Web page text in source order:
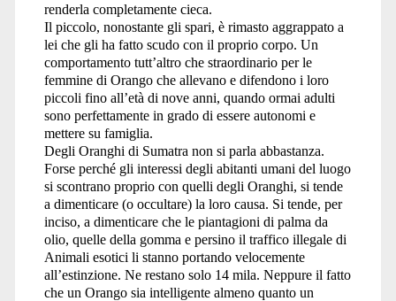
renderla completamente cieca.
Il piccolo, nonostante gli spari, è rimasto aggrappato a
lei che gli ha fatto scudo con il proprio corpo. Un
comportamento tutt’altro che straordinario per le
femmine di Orango che allevano e difendono i loro
piccoli fino all’età di nove anni, quando ormai adulti
sono perfettamente in grado di essere autonomi e
mettere su famiglia.
Degli Oranghi di Sumatra non si parla abbastanza.
Forse perché gli interessi degli abitanti umani del luogo
si scontrano proprio con quelli degli Oranghi, si tende
a dimenticare (o occultare) la loro causa. Si tende, per
inciso, a dimenticare che le piantagioni di palma da
olio, quelle della gomma e persino il traffico illegale di
Animali esotici li stanno portando velocemente
all’estinzione. Ne restano solo 14 mila. Neppure il fatto
che un Orango sia intelligente almeno quanto un